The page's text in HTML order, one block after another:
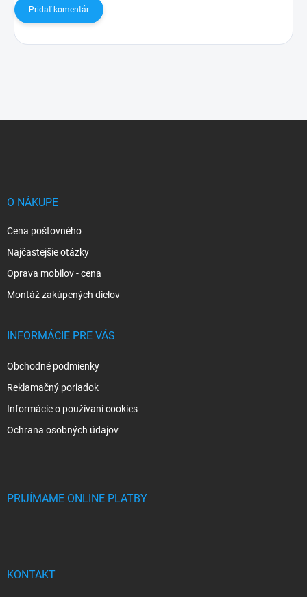
Pridať komentár
O NÁKUPE
Cena poštovného
Najčastejšie otázky
Oprava mobilov - cena
Montáž zakúpených dielov
INFORMÁCIE PRE VÁS
Obchodné podmienky
Reklamačný poriadok
Informácie o používaní cookies
Ochrana osobných údajov
PRIJÍMAME ONLINE PLATBY
KONTAKT